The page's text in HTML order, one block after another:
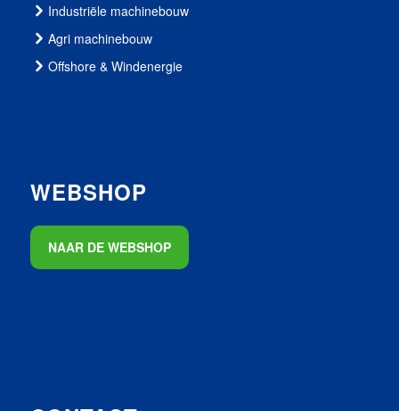
Industriële machinebouw
Agri machinebouw
Offshore & Windenergie
WEBSHOP
NAAR DE WEBSHOP